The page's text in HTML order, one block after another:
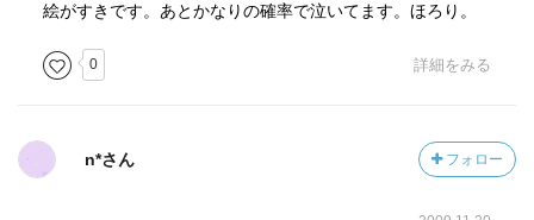
絵がすきです。あとかなりの確率で泣いてます。ほろり。
0 詳細をみる
n*さん フォロー